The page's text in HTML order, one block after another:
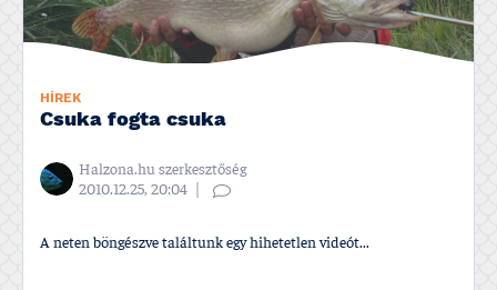
HÍREK
Csuka fogta csuka
Halzona.hu szerkesztőség
2010.12.25, 20:04
A neten böngészve találtunk egy hihetetlen videót...